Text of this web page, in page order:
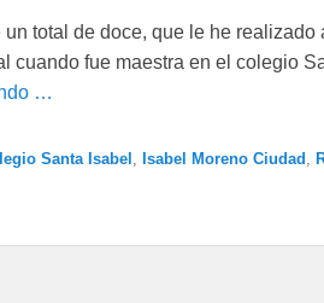
total de doce, que le he realizado
cuando fue maestra en el colegio
…
Santa Isabel Isabel Moreno Ciudad